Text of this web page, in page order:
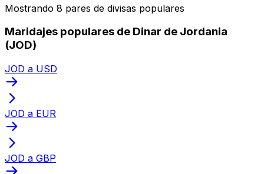
Mostrando 8 pares de divisas populares
Maridajes populares de Dinar de Jordania
(JOD)
JOD a USD
JOD a EUR
JOD a GBP